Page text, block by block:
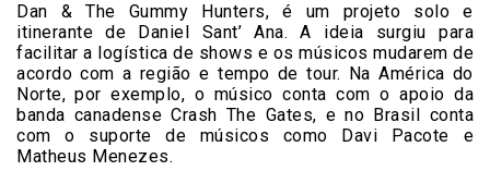
Dan & The Gummy Hunters, é um projeto solo e
itinerante de Daniel Sant’ Ana. A ideia surgiu para
facilitar a logística de shows e os músicos mudarem de
acordo com a região e tempo de tour. Na América do
Norte, por exemplo, o músico conta com o apoio da
banda canadense Crash The Gates, e no Brasil conta
com o suporte de músicos como Davi Pacote e
Matheus Menezes.